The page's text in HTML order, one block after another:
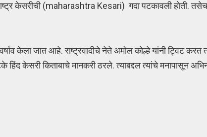
केसरीची (maharashtra Kesari) गदा पटकावली होती. तसेच
केला जात आहे. राष्ट्रवादीचे नेते अमोल कोल्हे यांनी ट्विट
केसरी किताबाचे मानकरी ठरले. त्याबद्दल त्यांचे मनापासून